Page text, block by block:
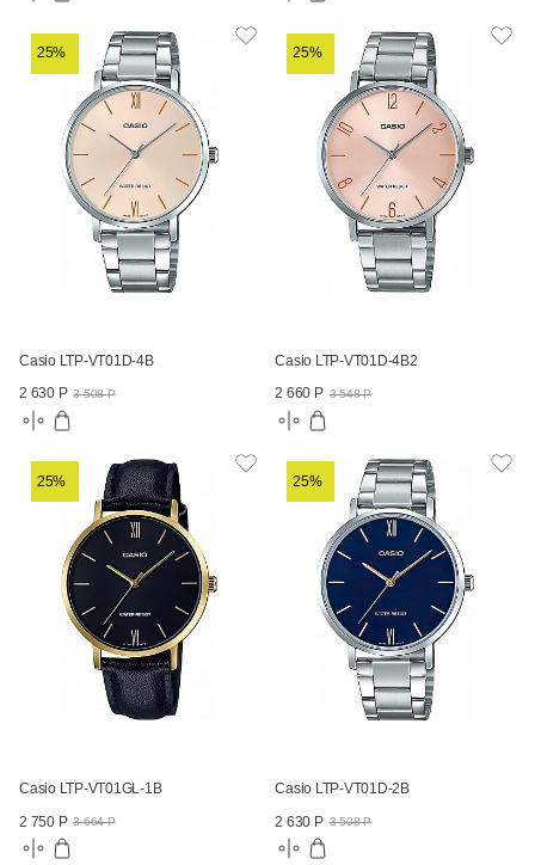
25%
Casio LTP-VT01D-4B
2 630 Р 3 508 Р
25%
Casio LTP-VT01D-4B2
2 660 Р 3 548 Р
25%
Casio LTP-VT01GL-1B
2 750 Р 3 664 Р
25%
Casio LTP-VT01D-2B
2 630 Р 3 508 Р